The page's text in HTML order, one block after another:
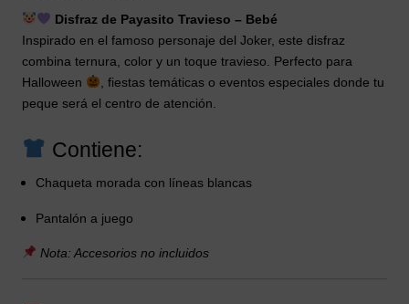
Disfraz de Payasito Travieso – Bebé
Inspirado en el famoso personaje del Joker, este disfraz
combina ternura, color y un toque travieso. Perfecto para
Halloween
, fiestas temáticas o eventos especiales donde tu
peque será el centro de atención.
Contiene:
Chaqueta morada con líneas blancas
Pantalón a juego
Nota: Accesorios no incluidos